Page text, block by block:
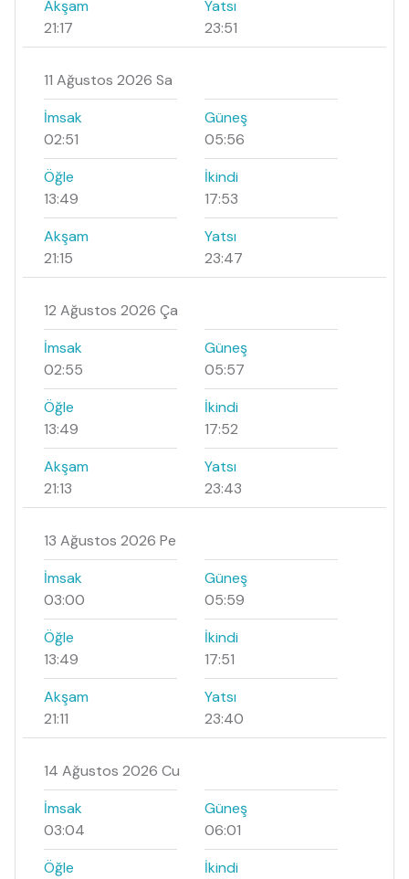
Akşam
21:17
Yatsı
23:51
11 Ağustos 2026 Sa
İmsak
02:51
Güneş
05:56
Öğle
13:49
İkindi
17:53
Akşam
21:15
Yatsı
23:47
12 Ağustos 2026 Ça
İmsak
02:55
Güneş
05:57
Öğle
13:49
İkindi
17:52
Akşam
21:13
Yatsı
23:43
13 Ağustos 2026 Pe
İmsak
03:00
Güneş
05:59
Öğle
13:49
İkindi
17:51
Akşam
21:11
Yatsı
23:40
14 Ağustos 2026 Cu
İmsak
03:04
Güneş
06:01
Öğle
İkindi